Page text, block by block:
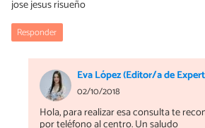
jose jesus risueño
Responder
Eva López (Editor/a de
02/10/2018
Hola, para realizar esa consulta te
por teléfono al centro. Un saludo